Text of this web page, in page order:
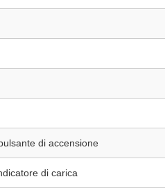
di accensione
di carica